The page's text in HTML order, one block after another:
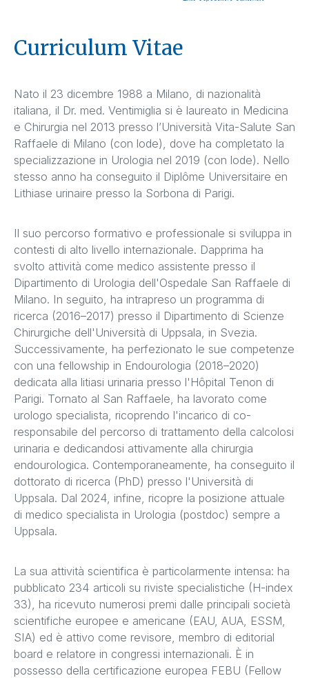
Curriculum Vitae
Nato il 23 dicembre 1988 a Milano, di nazionalità
italiana, il Dr. med. Ventimiglia si è laureato in Medicina
e Chirurgia nel 2013 presso l’Università Vita-Salute San
Raffaele di Milano (con lode), dove ha completato la
specializzazione in Urologia nel 2019 (con lode). Nello
stesso anno ha conseguito il Diplôme Universitaire en
Lithiase urinaire presso la Sorbona di Parigi.
Il suo percorso formativo e professionale si sviluppa in
contesti di alto livello internazionale. Dapprima ha
svolto attività come medico assistente presso il
Dipartimento di Urologia dell'Ospedale San Raffaele di
Milano. In seguito, ha intrapreso un programma di
ricerca (2016–2017) presso il Dipartimento di Scienze
Chirurgiche dell'Università di Uppsala, in Svezia.
Successivamente, ha perfezionato le sue competenze
con una fellowship in Endourologia (2018–2020)
dedicata alla litiasi urinaria presso l'Hôpital Tenon di
Parigi. Tornato al San Raffaele, ha lavorato come
urologo specialista, ricoprendo l'incarico di co-
responsabile del percorso di trattamento della calcolosi
urinaria e dedicandosi attivamente alla chirurgia
endourologica. Contemporaneamente, ha conseguito il
dottorato di ricerca (PhD) presso l'Università di
Uppsala. Dal 2024, infine, ricopre la posizione attuale
di medico specialista in Urologia (postdoc) sempre a
Uppsala.
La sua attività scientifica è particolarmente intensa: ha
pubblicato 234 articoli su riviste specialistiche (H-index
33), ha ricevuto numerosi premi dalle principali società
scientifiche europee e americane (EAU, AUA, ESSM,
SIA) ed è attivo come revisore, membro di editorial
board e relatore in congressi internazionali. È in
possesso della certificazione europea FEBU (Fellow